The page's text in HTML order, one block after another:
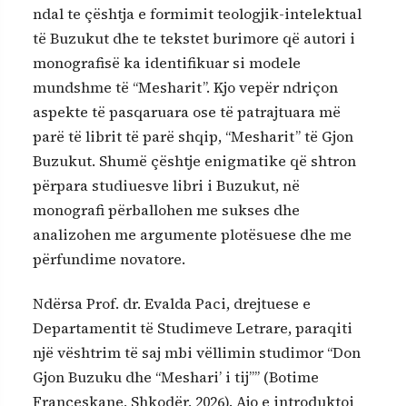
ndal te çështja e formimit teologjik-intelektual
të Buzukut dhe te tekstet burimore që autori i
monografisë ka identifikuar si modele
mundshme të “Mesharit”. Kjo vepër ndriçon
aspekte të pasqaruara ose të patrajtuara më
parë të librit të parë shqip, “Mesharit” të Gjon
Buzukut. Shumë çështje enigmatike që shtron
përpara studiuesve libri i Buzukut, në
monografi përballohen me sukses dhe
analizohen me argumente plotësuese dhe me
përfundime novatore.
Ndërsa Prof. dr. Evalda Paci, drejtuese e
Departamentit të Studimeve Letrare, paraqiti
një vështrim të saj mbi vëllimin studimor “Don
Gjon Buzuku dhe “Meshari’ i tij”” (Botime
Françeskane, Shkodër, 2026). Ajo e introduktoi